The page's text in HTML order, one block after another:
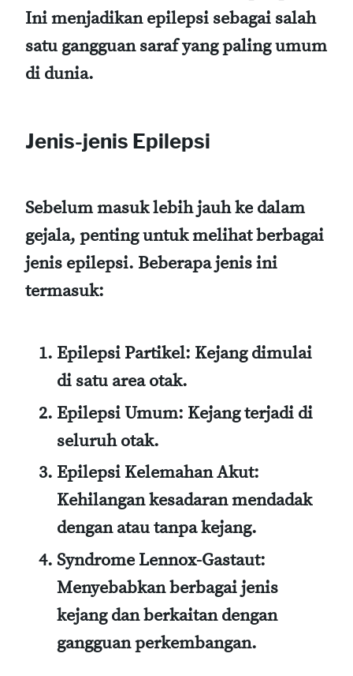
Ini menjadikan epilepsi sebagai salah
satu gangguan saraf yang paling umum
di dunia.
Jenis-jenis Epilepsi
Sebelum masuk lebih jauh ke dalam
gejala, penting untuk melihat berbagai
jenis epilepsi. Beberapa jenis ini
termasuk:
Epilepsi Partikel: Kejang dimulai
di satu area otak.
Epilepsi Umum: Kejang terjadi di
seluruh otak.
Epilepsi Kelemahan Akut:
Kehilangan kesadaran mendadak
dengan atau tanpa kejang.
Syndrome Lennox-Gastaut:
Menyebabkan berbagai jenis
kejang dan berkaitan dengan
gangguan perkembangan.